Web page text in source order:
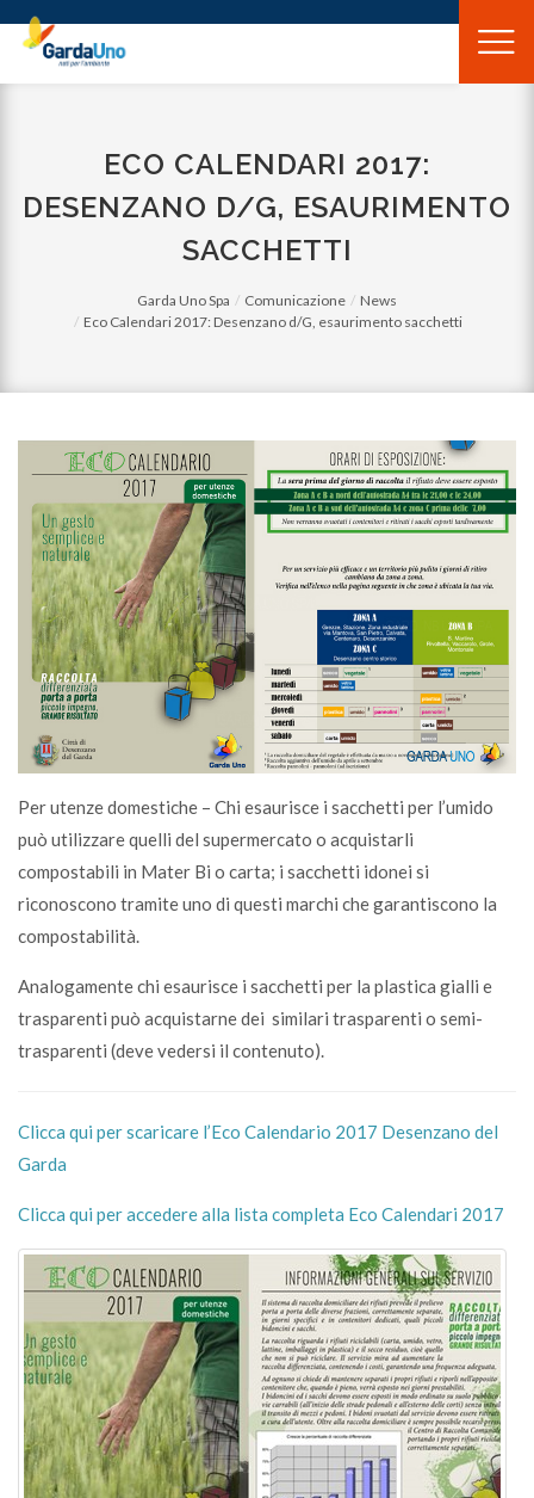
Gardauno
Spa
ECO CALENDARI 2017:
DESENZANO D/G, ESAURIMENTO
SACCHETTI
Garda Uno Spa Comunicazione
News
Eco Calendari 2017: Desenzano d/G, esaurimento sacchetti
Per utenze domestiche – Chi esaurisce i sacchetti per l’umido
può utilizzare quelli del supermercato o acquistarli
compostabili in Mater Bi o carta; i sacchetti idonei si
riconoscono tramite uno di questi marchi che garantiscono la
compostabilità.
Analogamente chi esaurisce i sacchetti per la plastica gialli e
trasparenti può acquistarne dei similari trasparenti o semi-
trasparenti (deve vedersi il contenuto).
Clicca qui per scaricare l’Eco Calendario 2017 Desenzano del
Garda
Clicca qui per accedere alla lista completa Eco Calendari 2017